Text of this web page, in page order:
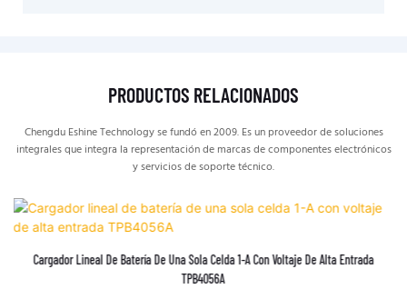
PRODUCTOS RELACIONADOS
Chengdu Eshine Technology se fundó en 2009. Es un proveedor de soluciones
integrales que integra la representación de marcas de componentes electrónicos
y servicios de soporte técnico.
Cargador Lineal De Batería De Una Sola Celda 1-A Con Voltaje De Alta Entrada
TPB4056A